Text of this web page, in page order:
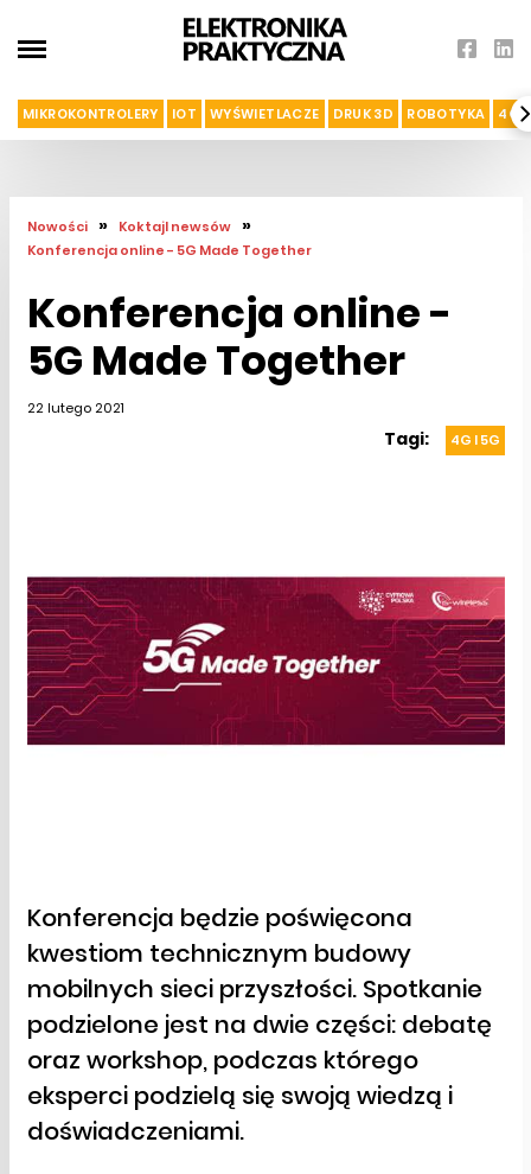
MIKROKONTROLERY IOT WYŚWIETLACZE DRUK 3D ROBOTYKA 4G I
Nowości » Koktajl newsów »
Konferencja online - 5G Made Together
Konferencja online -
5G Made Together
22 lutego 2021
Tagi: 4G I 5G
Konferencja będzie poświęcona
kwestiom technicznym budowy
mobilnych sieci przyszłości. Spotkanie
podzielone jest na dwie części: debatę
oraz workshop, podczas którego
eksperci podzielą się swoją wiedzą i
doświadczeniami.